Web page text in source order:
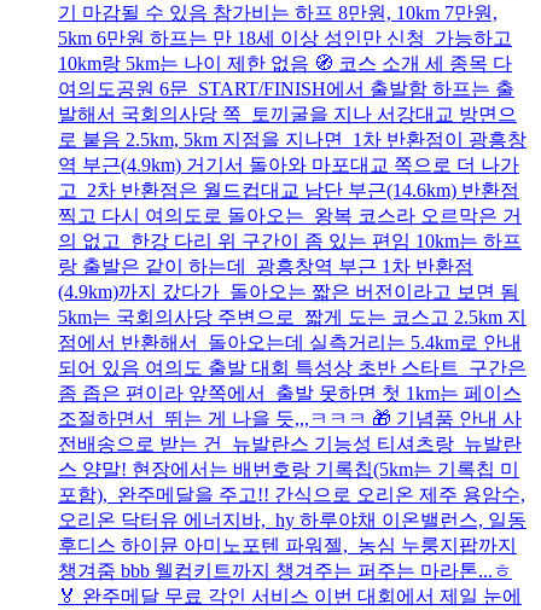
기 마감될 수 있음 참가비는 하프 8만원, 10km 7만원,
5km 6만원 하프는 만 18세 이상 성인만 신청 가능하고
10km랑 5km는 나이 제한 없음 🧭 코스 소개 세 종목 다
여의도공원 6문 START/FINISH에서 출발함 하프는 출
발해서 국회의사당 쪽 토끼굴을 지나 서강대교 방면으
로 붙음 2.5km, 5km 지점을 지나면 1차 반환점이 광흥창
역 부근(4.9km) 거기서 돌아와 마포대교 쪽으로 더 나가
고 2차 반환점은 월드컵대교 남단 부근(14.6km) 반환점
찍고 다시 여의도로 돌아오는 왕복 코스라 오르막은 거
의 없고 한강 다리 위 구간이 좀 있는 편임 10km는 하프
랑 출발은 같이 하는데 광흥창역 부근 1차 반환점
(4.9km)까지 갔다가 돌아오는 짧은 버전이라고 보면 됨
5km는 국회의사당 주변으로 짧게 도는 코스고 2.5km 지
점에서 반환해서 돌아오는데 실측거리는 5.4km로 안내
되어 있음 여의도 출발 대회 특성상 초반 스타트 구간은
좀 좁은 편이라 앞쪽에서 출발 못하면 첫 1km는 페이스
조절하면서 뛰는 게 나을 듯,,,ㅋㅋㅋ 🎁 기념품 안내 사
전배송으로 받는 건 뉴발란스 기능성 티셔츠랑 뉴발란
스 양말! 현장에서는 배번호랑 기록칩(5km는 기록칩 미
포함), 완주메달을 주고!! 간식으로 오리온 제주 용암수,
오리온 닥터유 에너지바, hy 하루야채 이온밸런스, 일동
후디스 하이뮨 아미노포텐 파워젤, 농심 누룽지팝까지
챙겨줌 bbb 웰컴키트까지 챙겨주는 퍼주는 마라톤...ㅎ
🏅 완주메달 무료 각인 서비스 이번 대회에서 제일 눈에